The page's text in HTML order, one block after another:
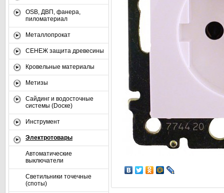
OSB, ДВП, фанера,
пиломатериал
Металлопрокат
СЕНЕЖ защита древесины
Кровельные материалы
Метизы
Сайдинг и водосточные
системы (Dоске)
Инструмент
Электротовары
Автоматические
выключатели
Светильники точечные
(споты)